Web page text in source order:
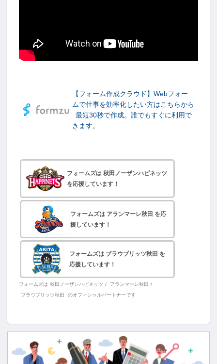
【フォーム作成クラウド】Webフォー
ムで仕事を効率化したい方はこちらから
最短30秒で作成。誰でもすぐに利用で
きます。
フォームズは 秋田ノーザンハピネッツ
を応援しています！
フォームズは アランマーレ秋田 を応
援しています！
フォームズは ブラウブリッツ秋田 を
応援しています！
フォームズは 秋田ノーザンハピネッツ / アランマーレ秋田 /
ブラウブリッツ秋田
のオフィシャルパートナーです